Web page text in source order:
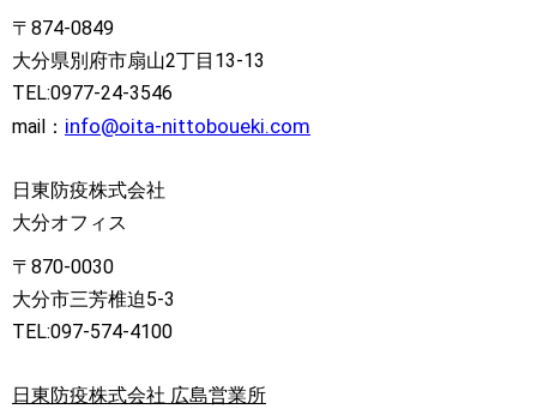
〒874-0849
大分県別府市扇山2丁目13-13
TEL:0977-24-3546
mail： info@oita-nittoboueki.com
日東防疫株式会社
大分オフィス
〒870-0030
大分市三芳椎迫5-3
TEL:097-574-4100
日東防疫株式会社 広島営業所